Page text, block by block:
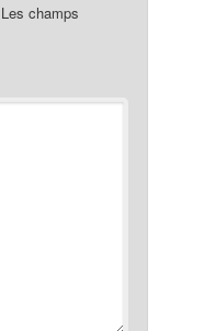
Les champs